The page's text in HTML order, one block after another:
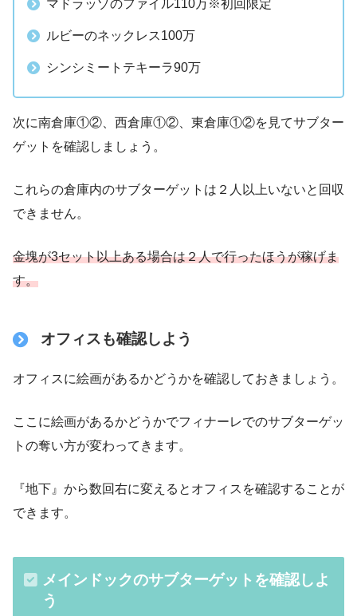
マドラッゾのファイル110万※初回限定
ルビーのネックレス100万
シンシミートテキーラ90万
次に南倉庫①②、西倉庫①②、東倉庫①②を見てサブター
ゲットを確認しましょう。
これらの倉庫内のサブターゲットは２人以上いないと回収
できません。
金塊が3セット以上ある場合は２人で行ったほうが稼げま
す。
オフィスも確認しよう
オフィスに絵画があるかどうかを確認しておきましょう。
ここに絵画があるかどうかでフィナーレでのサブターゲッ
トの奪い方が変わってきます。
『地下』から数回右に変えるとオフィスを確認することが
できます。
メインドックのサブターゲットを確認しよ
う